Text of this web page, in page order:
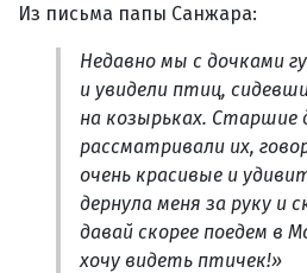
Из письма папы Санжара:
Недавно мы с дочками
и увидели птиц,
на козырьках. Старшие
рассматривали их,
очень красивые и
дернула меня за руку и
давай скорее поедем в
хочу видеть птичек!»